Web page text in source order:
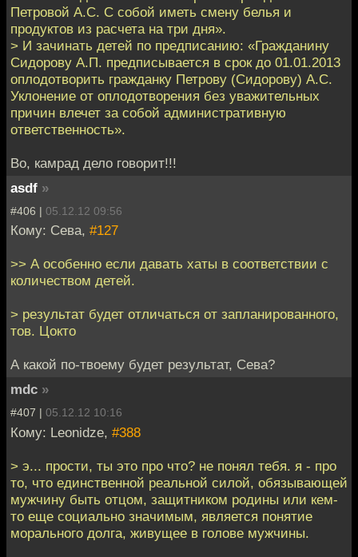
Петровой А.С. С собой иметь смену белья и
продуктов из расчета на три дня».
> И зачинать детей по предписанию: «Гражданину
Сидорову А.П. предписывается в срок до 01.01.2013
оплодотворить гражданку Петрову (Сидорову) А.С.
Уклонение от оплодотворения без уважительных
причин влечет за собой административную
ответственность».
Во, камрад дело говорит!!!
asdf »
#406 | 05.12.12 09:56
Кому: Сева, #127
>> А особенно если давать хаты в соответствии с
количеством детей.
> результат будет отличаться от запланированного,
тов. Цокто
А какой по-твоему будет результат, Сева?
mdc »
#407 | 05.12.12 10:16
Кому: Leonidze, #388
> э... прости, ты это про что? не понял тебя. я - про
то, что единственной реальной силой, обязывающей
мужчину быть отцом, защитником родины или кем-
то еще социально значимым, является понятие
морального долга, живущее в голове мужчины.